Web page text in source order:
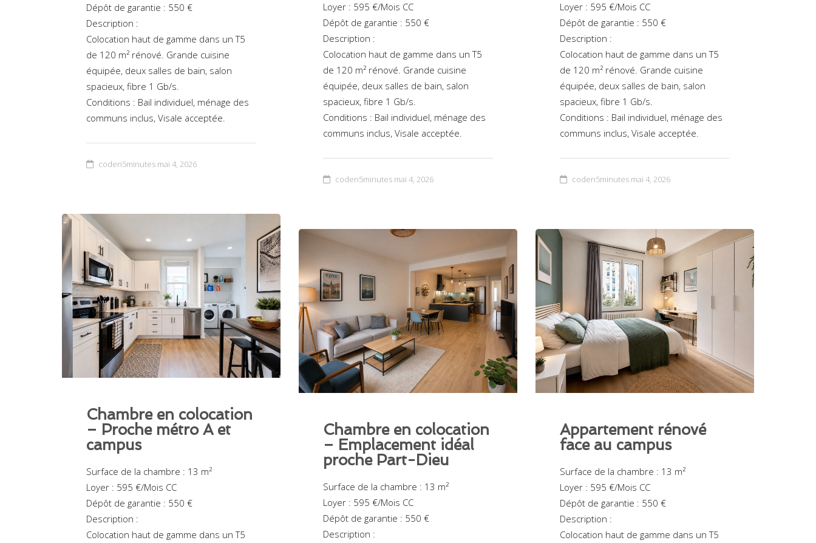
Dépôt de garantie : 550 €
Description :
Colocation haut de gamme dans un T5
de 120 m² rénové. Grande cuisine
équipée, deux salles de bain, salon
spacieux, fibre 1 Gb/s.
Conditions : Bail individuel, ménage des
communs inclus, Visale acceptée.
coden5minutes mai 4, 2026
Loyer : 595 €/Mois CC
Dépôt de garantie : 550 €
Description :
Colocation haut de gamme dans un T5
de 120 m² rénové. Grande cuisine
équipée, deux salles de bain, salon
spacieux, fibre 1 Gb/s.
Conditions : Bail individuel, ménage des
communs inclus, Visale acceptée.
coden5minutes mai 4, 2026
Loyer : 595 €/Mois CC
Dépôt de garantie : 550 €
Description :
Colocation haut de gamme dans un T5
de 120 m² rénové. Grande cuisine
équipée, deux salles de bain, salon
spacieux, fibre 1 Gb/s.
Conditions : Bail individuel, ménage des
communs inclus, Visale acceptée.
coden5minutes mai 4, 2026
Chambre en colocation
– Proche métro A et
campus
Surface de la chambre : 13 m²
Loyer : 595 €/Mois CC
Dépôt de garantie : 550 €
Description :
Colocation haut de gamme dans un T5
Chambre en colocation
– Emplacement idéal
proche Part-Dieu
Surface de la chambre : 13 m²
Loyer : 595 €/Mois CC
Dépôt de garantie : 550 €
Description :
Appartement rénové
face au campus
Surface de la chambre : 13 m²
Loyer : 595 €/Mois CC
Dépôt de garantie : 550 €
Description :
Colocation haut de gamme dans un T5